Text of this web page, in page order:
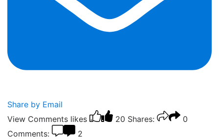
Share by Email
View Comments likes 20 Shares:
0
Comments:
2